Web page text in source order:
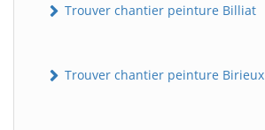
Trouver chantier peinture Billiat
Trouver chantier peinture Birieux